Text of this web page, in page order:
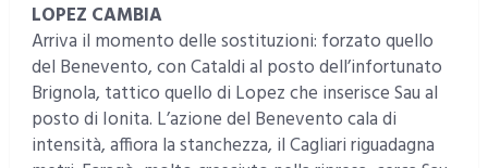
LOPEZ CAMBIA
Arriva il momento delle sostituzioni: forzato quello
del Benevento, con Cataldi al posto dell’infortunato
Brignola, tattico quello di Lopez che inserisce Sau al
posto di Ionita. L’azione del Benevento cala di
intensità, affiora la stanchezza, il Cagliari riguadagna